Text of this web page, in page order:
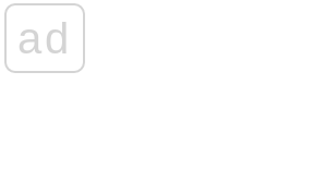
ad